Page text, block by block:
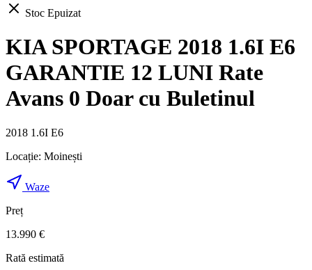
Stoc Epuizat
KIA SPORTAGE 2018 1.6I E6
GARANTIE 12 LUNI Rate
Avans 0 Doar cu Buletinul
2018 1.6I E6
Locație: Moinești
Waze
Preț
13.990 €
Rată estimată